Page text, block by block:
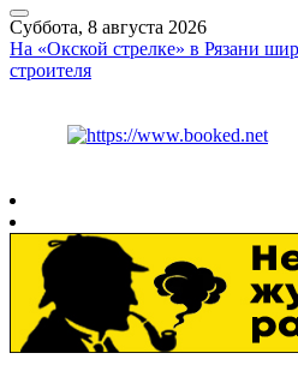
Суббота, 8 августа 2026
На «Окской стрелке» в Рязани
строителя